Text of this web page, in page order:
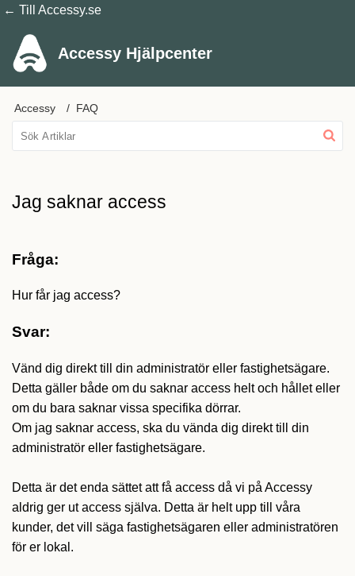
← Till Accessy.se
Accessy Hjälpcenter
Accessy FAQ
Jag saknar access
Fråga:
Hur får jag access?
Svar:
Vänd dig direkt till din administratör eller fastighetsägare.
Detta gäller både om du saknar access helt och hållet eller
om du bara saknar vissa specifika dörrar.
Om jag saknar access, ska du vända dig direkt till din
administratör eller fastighetsägare.
Detta är det enda sättet att få access då vi på Accessy
aldrig ger ut access själva. Detta är helt upp till våra
kunder, det vill säga fastighetsägaren eller administratören
för er lokal.